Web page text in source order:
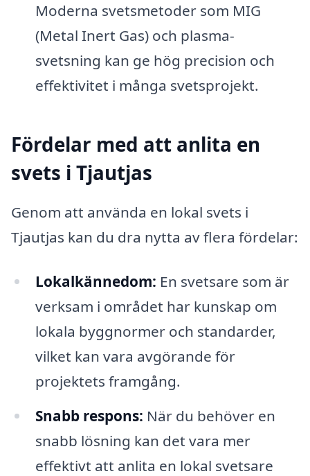
Moderna svetsmetoder som MIG
(Metal Inert Gas) och plasma-
svetsning kan ge hög precision och
effektivitet i många svetsprojekt.
Fördelar med att anlita en
svets i Tjautjas
Genom att använda en lokal svets i
Tjautjas kan du dra nytta av flera fördelar:
Lokalkännedom: En svetsare som är
verksam i området har kunskap om
lokala byggnormer och standarder,
vilket kan vara avgörande för
projektets framgång.
Snabb respons: När du behöver en
snabb lösning kan det vara mer
effektivt att anlita en lokal svetsare